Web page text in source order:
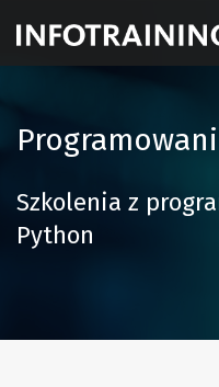
Szkolenia
Klienci
Szkolenia z
Python